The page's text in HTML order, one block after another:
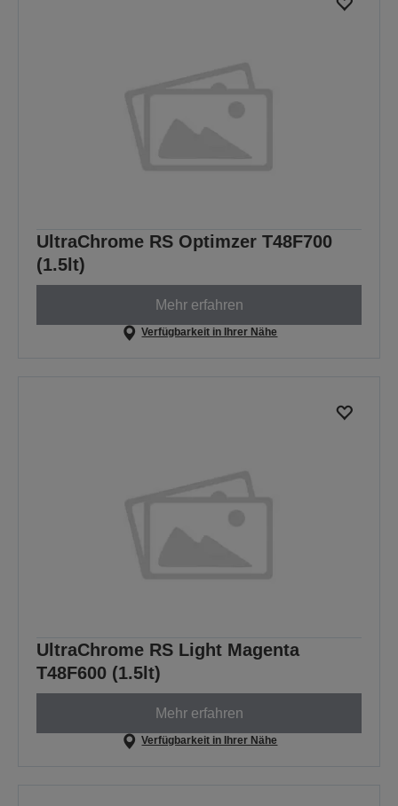
UltraChrome RS Optimzer T48F700
(1.5lt)
Mehr erfahren
Verfügbarkeit in Ihrer Nähe
UltraChrome RS Light Magenta
T48F600 (1.5lt)
Mehr erfahren
Verfügbarkeit in Ihrer Nähe